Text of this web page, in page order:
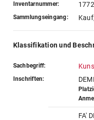
Inventarnummer:
Sammlungseingang:
Klassifikation und
Sachbegriff:
Inschriften:
FA'